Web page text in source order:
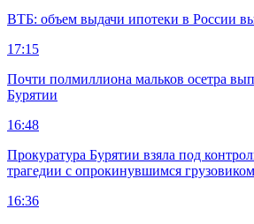
ВТБ: объем выдачи ипотеки в России
17:15
Почти полмиллиона мальков осетра
Бурятии
16:48
Прокуратура Бурятии взяла под
трагедии с опрокинувшимся грузовиком
16:36